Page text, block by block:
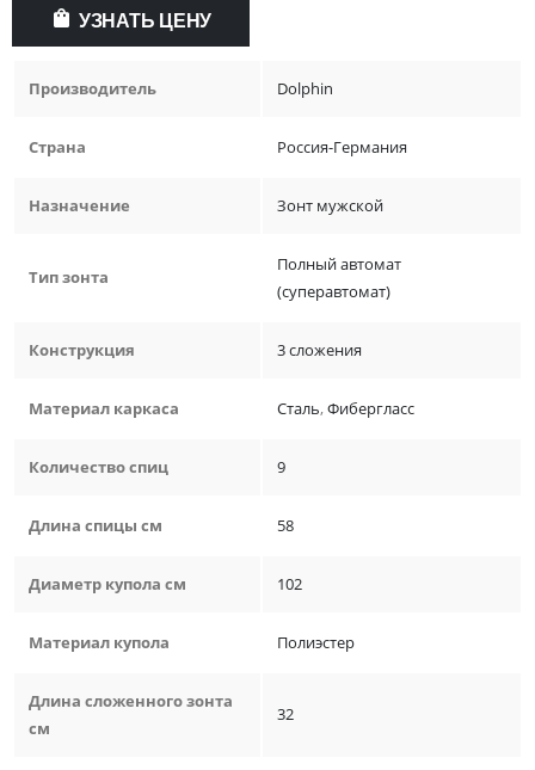
УЗНАТЬ ЦЕНУ
Производитель Dolphin
Страна Россия-Германия
Назначение Зонт мужской
Тип зонта
Полный автомат
(суперавтомат)
Конструкция 3 сложения
Материал каркаса Сталь,Фибергласс
Количество спиц 9
Длина спицы см 58
Диаметр купола см 102
Материал купола Полиэстер
Длина сложенного зонта
см
32